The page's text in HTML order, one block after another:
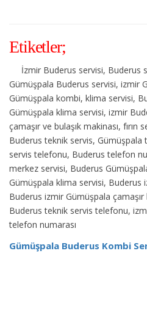
Etiketler;
İzmir Buderus servisi, Buderus
Gümüşpala Buderus servisi, izmir
Gümüşpala kombi, klima servisi,
Gümüşpala klima servisi, izmir
çamaşır ve bulaşık makinası,
Buderus teknik servis, Gümüşpala
servis telefonu, Buderus telefon
merkez servisi, Buderus
Gümüşpala klima servisi, Buderus
Buderus izmir Gümüşpala
Buderus teknik servis telefonu,
telefon numarası
Gümüşpala Buderus Kombi